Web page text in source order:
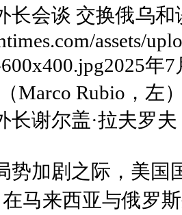
长会谈 交换俄乌和
assets/
600x400.jpg2025
Marco Rubio，左
长谢尔盖·拉夫罗
势加剧之际，美国
在马来西亚与俄罗